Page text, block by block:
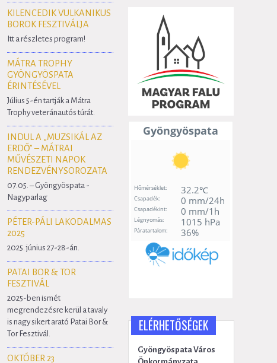
KILENCEDIK VULKANIKUS
BOROK FESZTIVÁLJA
Itt a részletes program!
MÁTRA TROPHY
GYÖNGYÖSPATA
ÉRINTÉSÉVEL
Július 5-én tartják a Mátra
Trophy veteránautós túrát.
INDUL A „MUZSIKÁL AZ
ERDŐ” – MÁTRAI
MŰVÉSZETI NAPOK
RENDEZVÉNYSOROZATA
07.05. – Gyöngyöspata -
Nagyparlag
PÉTER-PÁLI LAKODALMAS
2025
2025. június 27-28-án.
PATAI BOR & TOR
FESZTIVÁL
2025-ben ismét
megrendezésre kerül a tavaly
is nagy sikert arató Patai Bor &
Tor Fesztivál.
OKTÓBER 23
ELÉRHETŐSÉGEK
Gyöngyöspata Város